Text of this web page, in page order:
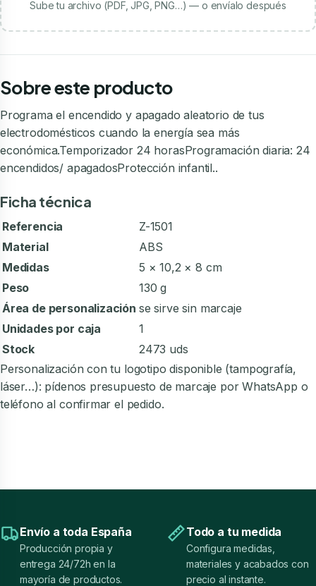
Sube tu archivo (PDF, JPG, PNG…) — o envíalo después
Sobre este producto
Programa el encendido y apagado aleatorio de tus
electrodomésticos cuando la energía sea más
económica.Temporizador 24 horasProgramación diaria: 24
encendidos/ apagadosProtección infantil..
Ficha técnica
Referencia
Z-1501
Material
ABS
Medidas
5 × 10,2 × 8 cm
Peso
130 g
Área de personalización se sirve sin marcaje
Unidades por caja
1
Stock
2473 uds
Personalización con tu logotipo disponible (tampografía,
láser…): pídenos presupuesto de marcaje por WhatsApp o
teléfono al confirmar el pedido.
Envío a toda España
Producción propia y
entrega 24/72h en la
mayoría de productos.
Todo a tu medida
Configura medidas,
materiales y acabados con
precio al instante.